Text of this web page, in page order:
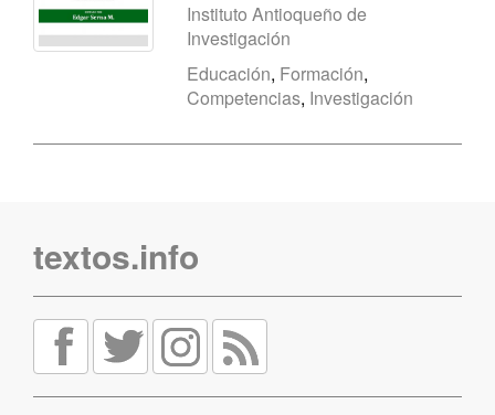
Instituto Antioqueño de
Investigación
Educación, Formación,
Competencias, Investigación
textos.info